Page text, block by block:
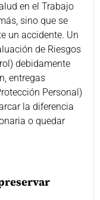
en el Trabajo
sino que se
un accidente. Un
de Riesgos
debidamente
entregas
Personal)
la diferencia
o quedar